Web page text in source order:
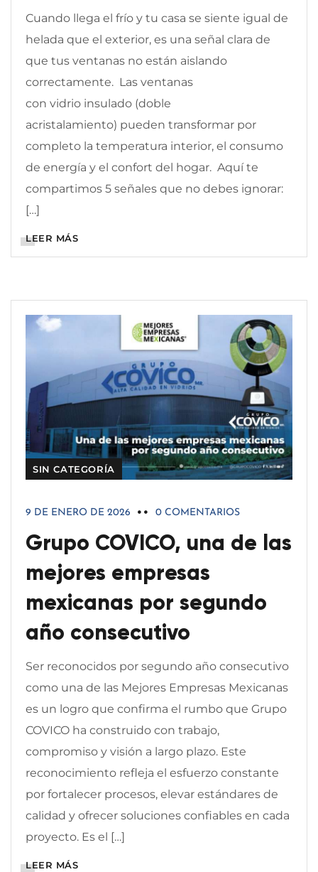
Cuando llega el frío y tu casa se siente igual de
helada que el exterior, es una señal clara de
que tus ventanas no están aislando
correctamente. Las ventanas
con vidrio insulado (doble
acristalamiento) pueden transformar por
completo la temperatura interior, el consumo
de energía y el confort del hogar. Aquí te
compartimos 5 señales que no debes ignorar:
[…]
LEER MÁS
SIN CATEGORÍA
9 DE ENERO DE 2026 0 COMENTARIOS
Grupo COVICO, una de las
mejores empresas
mexicanas por segundo
año consecutivo
Ser reconocidos por segundo año consecutivo
como una de las Mejores Empresas Mexicanas
es un logro que confirma el rumbo que Grupo
COVICO ha construido con trabajo,
compromiso y visión a largo plazo. Este
reconocimiento refleja el esfuerzo constante
por fortalecer procesos, elevar estándares de
calidad y ofrecer soluciones confiables en cada
proyecto. Es el […]
LEER MÁS